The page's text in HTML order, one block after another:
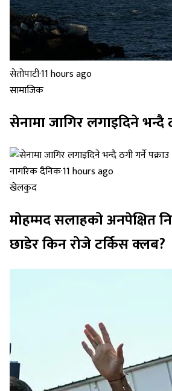
सेतोपाटी·11 hours ago
सामाजिक
सेनामा जागिर लगाइदिने भन्दै
नागरिक दैनिक·11 hours ago
खेलकुद
मोहम्मद सलाहको अनपेक्षित
छाडेर किन रोजे टर्किस क्लब?